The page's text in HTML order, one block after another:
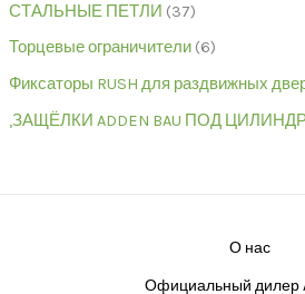
СТАЛЬНЫЕ ПЕТЛИ 37
Торцевые ограничители 6
Фиксаторы RUSH для раздвижных
,ЗАЩЁЛКИ ADDEN BAU ПОД
О нас
Официальный дилер